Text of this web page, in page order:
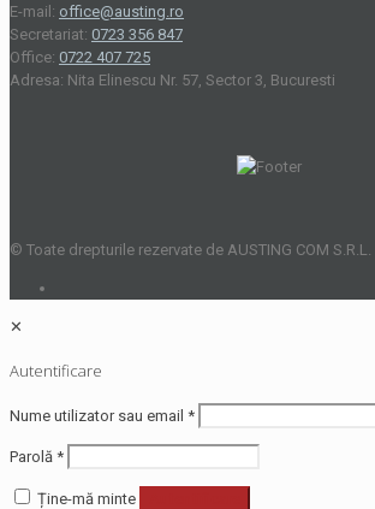
E-mail: office@austing.ro
Secretariat: 0723 356 847
Office: 0722 407 725
Adresa: Nita Elinescu Nr. 57, Sector 3, Bucuresti
© Toate drepturile rezervate de AUSTING COM S.R.L.
✕
Autentificare
Nume utilizator sau email *
Parolă *
Ține-mă minte